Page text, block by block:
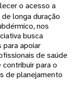
o acesso a
longa duração
nos
busca
apoiar
de saúde
para o
de planejamento